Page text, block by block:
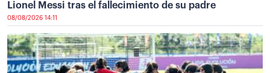
Lionel Messi tras el fallecimiento de su padre
08/08/2026 14:11